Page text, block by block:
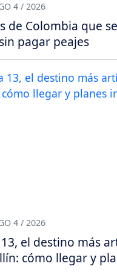
4 / 2026
de Colombia que
pagar peajes
4 / 2026
el destino más
cómo llegar y